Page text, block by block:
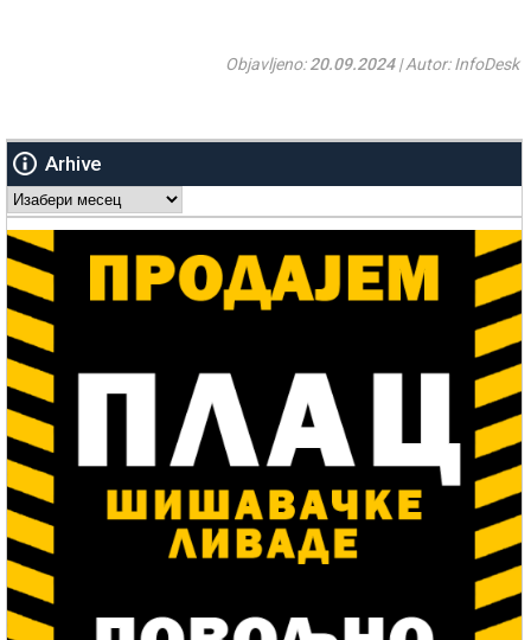
Objavljeno:20.09.2024| Autor: InfoDesk
Arhive
Arhive